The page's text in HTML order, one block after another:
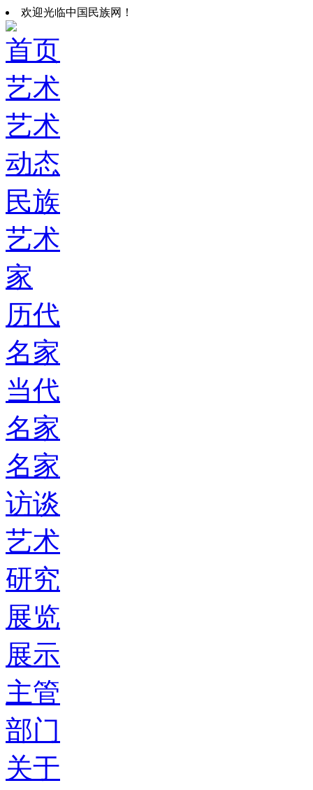
欢迎光临中国民族网！
首页
艺术
艺术
动态
民族
艺术
家
历代
名家
当代
名家
名家
访谈
艺术
研究
展览
展示
主管
部门
关于